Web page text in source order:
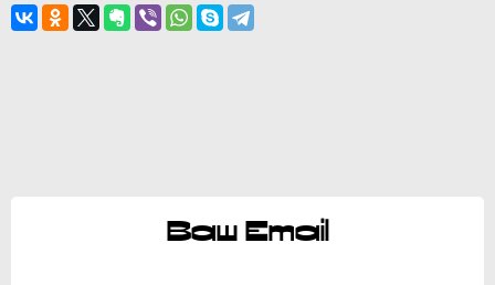
Ваш Email